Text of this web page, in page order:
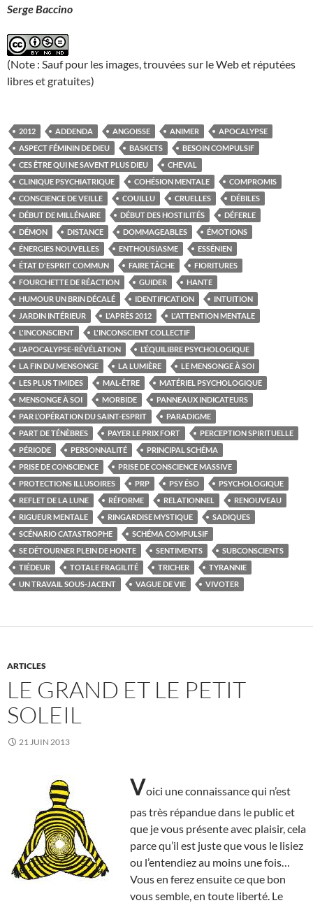
Serge Baccino
(Note : Sauf pour les images, trouvées sur le Web et réputées
libres et gratuites)
2012 ADDENDA ANGOISSE ANIMER
APOCALYPSE
ASPECT FÉMININ DE DIEU
BASKETS
BESOIN COMPULSIF
CES ÊTRE QUI NE SAVENT PLUS DIEU
CHEVAL
CLINIQUE PSYCHIATRIQUE
COHÉSION MENTALE
COMPROMIS
CONSCIENCE DE VEILLE
COUILLU CRUELLES
DÉBILES
DÉBUT DE MILLÉNAIRE
DÉBUT DES HOSTILITÉS
DÉFERLE
DÉMON
DISTANCE DOMMAGEABLES
ÉMOTIONS
ÉNERGIES NOUVELLES
ENTHOUSIASME
ESSÉNIEN
ÉTAT D'ESPRIT COMMUN
FAIRE TÂCHE
FIORITURES
FOURCHETTE DE RÉACTION
GUIDER
HANTE
HUMOUR UN BRIN DÉCALÉ
IDENTIFICATION
INTUITION
JARDIN INTÉRIEUR
L'APRÈS 2012
L'ATTENTION MENTALE
L'INCONSCIENT
L'INCONSCIENT COLLECTIF
L’APOCALYPSE-RÉVÉLATION
L’ÉQUILIBRE PSYCHOLOGIQUE
LA FIN DU MENSONGE
LA LUMIÈRE
LE MENSONGE À SOI
LES PLUS TIMIDES
MAL-ÊTRE
MATÉRIEL PSYCHOLOGIQUE
MENSONGE À SOI
MORBIDE
PANNEAUX INDICATEURS
PAR L’OPÉRATION DU SAINT-ESPRIT
PARADIGME
PART DE TÉNÈBRES
PAYER LE PRIX FORT
PERCEPTION SPIRITUELLE
PÉRIODE
PERSONNALITÉ
PRINCIPAL SCHÉMA
PRISE DE CONSCIENCE
PRISE DE CONSCIENCE MASSIVE
PROTECTIONS ILLUSOIRES
PRP PSY ÉSO
PSYCHOLOGIQUE
REFLET DE LA LUNE
RÉFORME RELATIONNEL
RENOUVEAU
RIGUEUR MENTALE
RINGARDISE MYSTIQUE
SADIQUES
SCÉNARIO CATASTROPHE
SCHÉMA COMPULSIF
SE DÉTOURNER PLEIN DE HONTE
SENTIMENTS
SUBCONSCIENTS
TIÉDEUR
TOTALE FRAGILITÉ TRICHER
TYRANNIE
UN TRAVAIL SOUS-JACENT
VAGUE DE VIE VIVOTER
ARTICLES
LE GRAND ET LE PETIT
SOLEIL
21 JUIN 2013
Voici une connaissance qui n’est
pas très répandue dans le public et
que je vous présente avec plaisir, cela
parce qu’il est juste que vous le lisiez
ou l’entendiez au moins une fois…
Vous en ferez ensuite ce que bon
vous semble, en toute liberté. Le